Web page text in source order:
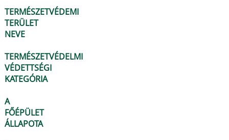
TERMÉSZETVÉDEMI
TERÜLET
NEVE
TERMÉSZETVÉDELMI
VÉDETTSÉGI
KATEGÓRIA
A
FŐÉPÜLET
ÁLLAPOTA